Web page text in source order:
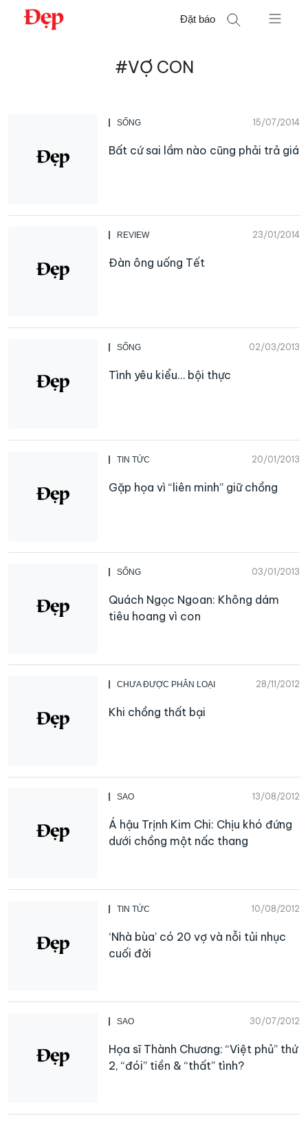
Chuyển
Đặt báo
#VỢ CON
SỐNG 15/07/2014
Bất cứ sai lầm nào cũng phải trả giá
REVIEW 23/01/2014
Đàn ông uống Tết
SỐNG 02/03/2013
Tình yêu kiểu… bội thực
TIN TỨC 20/01/2013
Gặp họa vì “liên minh” giữ chồng
SỐNG 03/01/2013
Quách Ngọc Ngoan: Không dám
tiêu hoang vì con
CHƯA ĐƯỢC PHÂN LOẠI 28/11/2012
Khi chồng thất bại
SAO 13/08/2012
Á hậu Trịnh Kim Chi: Chịu khó đứng
dưới chồng một nấc thang
TIN TỨC 10/08/2012
‘Nhà bùa’ có 20 vợ và nỗi tủi nhục
cuối đời
SAO 30/07/2012
Họa sĩ Thành Chương: “Việt phủ” thứ
2, “đói” tiền & “thất” tình?